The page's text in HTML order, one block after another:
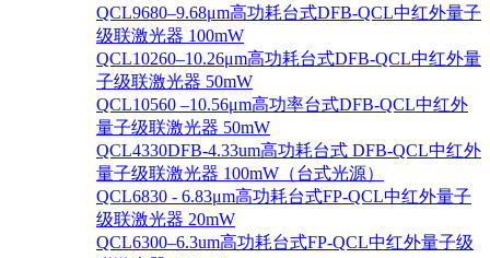
QCL9680–9.68μm高功耗台式DFB-QCL中红外量子
级联激光器 100mW
QCL10260–10.26μm高功耗台式DFB-QCL中红外量
子级联激光器 50mW
QCL10560 –10.56μm高功率台式DFB-QCL中红外
量子级联激光器 50mW
QCL4330DFB-4.33um高功耗台式 DFB-QCL中红外
量子级联激光器 100mW（台式光源）
QCL6830 - 6.83μm高功耗台式FP-QCL中红外量子
级联激光器 20mW
QCL6300–6.3um高功耗台式FP-QCL中红外量子级